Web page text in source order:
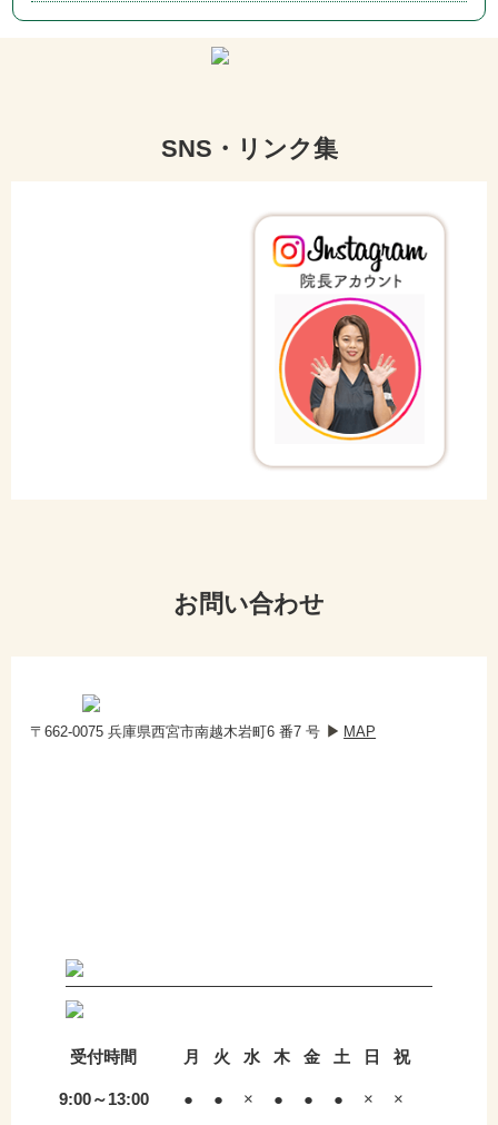
SNS・リンク集
お問い合わせ
〒662-0075 兵庫県西宮市南越木岩町6 番7 号 MAP
受付時間 月 火 水 木 金 土 日 祝
9:00～13:00 ● ● × ● ● ● × ×